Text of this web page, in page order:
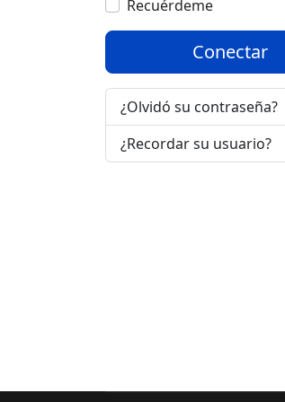
Recuérdeme
Conectar
¿Olvidó su contraseña?
¿Recordar su usuario?